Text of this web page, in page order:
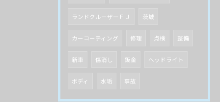
ランドクルーザーＦＪ 茨城
カーコーティング 修理 点検 整備
新車 傷消し 鈑金 ヘッドライト
ボディ 水垢 事故